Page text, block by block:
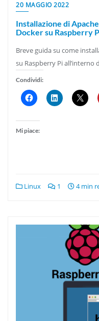
20 MAGGIO 2022
Installazione di
Docker su Raspberry
Breve guida su come
su Raspberry Pi all’interno
Condividi:
Mi piace:
Linux 1 4 min